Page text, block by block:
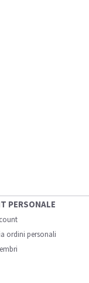
PERSONALE
ordini personali